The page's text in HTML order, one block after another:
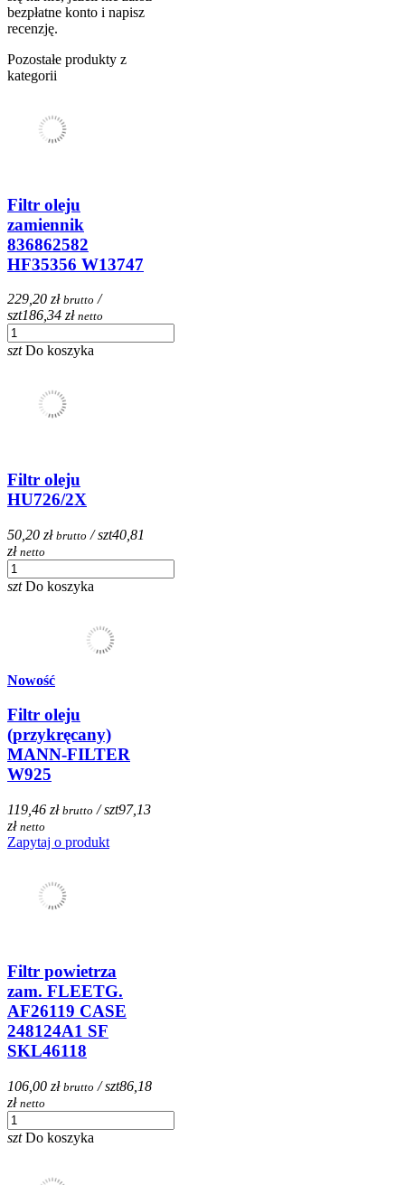
bezpłatne konto i napisz
recenzję.
Pozostałe produkty z
kategorii
Filtr oleju
zamiennik
836862582
HF35356 W13747
229,20 zł brutto /
szt186,34 zł netto
szt Do koszyka
Filtr oleju
HU726/2X
50,20 zł brutto / szt40,81
zł netto
szt Do koszyka
Nowość
Filtr oleju
(przykręcany)
MANN-FILTER
W925
119,46 zł brutto / szt97,13
zł netto
Zapytaj o produkt
Filtr powietrza
zam. FLEETG.
AF26119 CASE
248124A1 SF
SKL46118
106,00 zł brutto / szt86,18
zł netto
szt Do koszyka